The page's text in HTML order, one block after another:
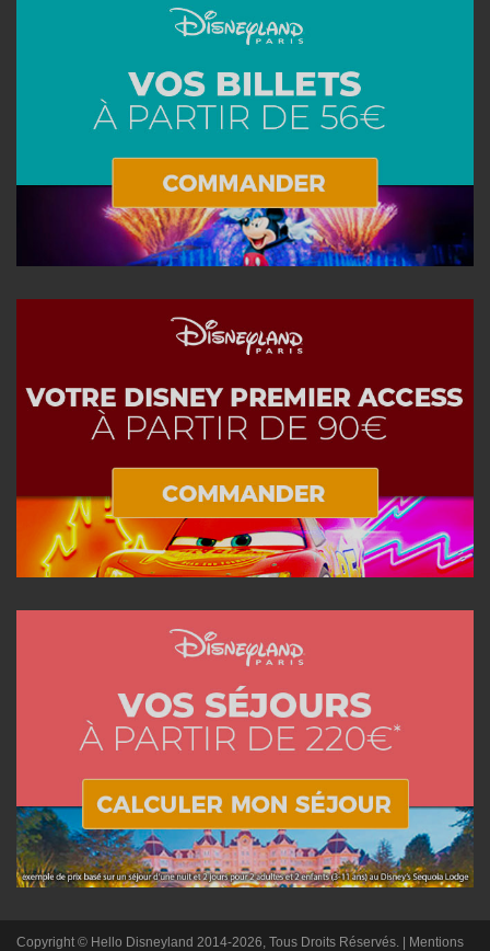
Copyright © Hello Disneyland 2014-2026, Tous Droits Réservés. | Mentions